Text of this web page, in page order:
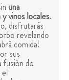
una
vinos locales.
disfrutarás
revelando
comida!
sus
fusión de